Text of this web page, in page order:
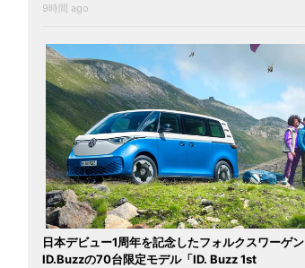
9時間 ago
日本デビュー1周年を記念したフォルクスワーゲン
ID.Buzzの70台限定モデル「ID. Buzz 1st